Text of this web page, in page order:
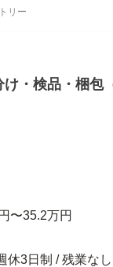
リー
け・検品・梱包
〜35.2万円
休3日制 / 残業なし